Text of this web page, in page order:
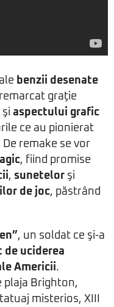
benzii desenate
graţie
aspectului grafic
ce au pionierat
De remake se vor
, fiind promise
, sunetelor şi
de joc, păstrând
, un soldat ce şi-a
de uciderea
Americii.
plaja Brighton,
misterios, XIII